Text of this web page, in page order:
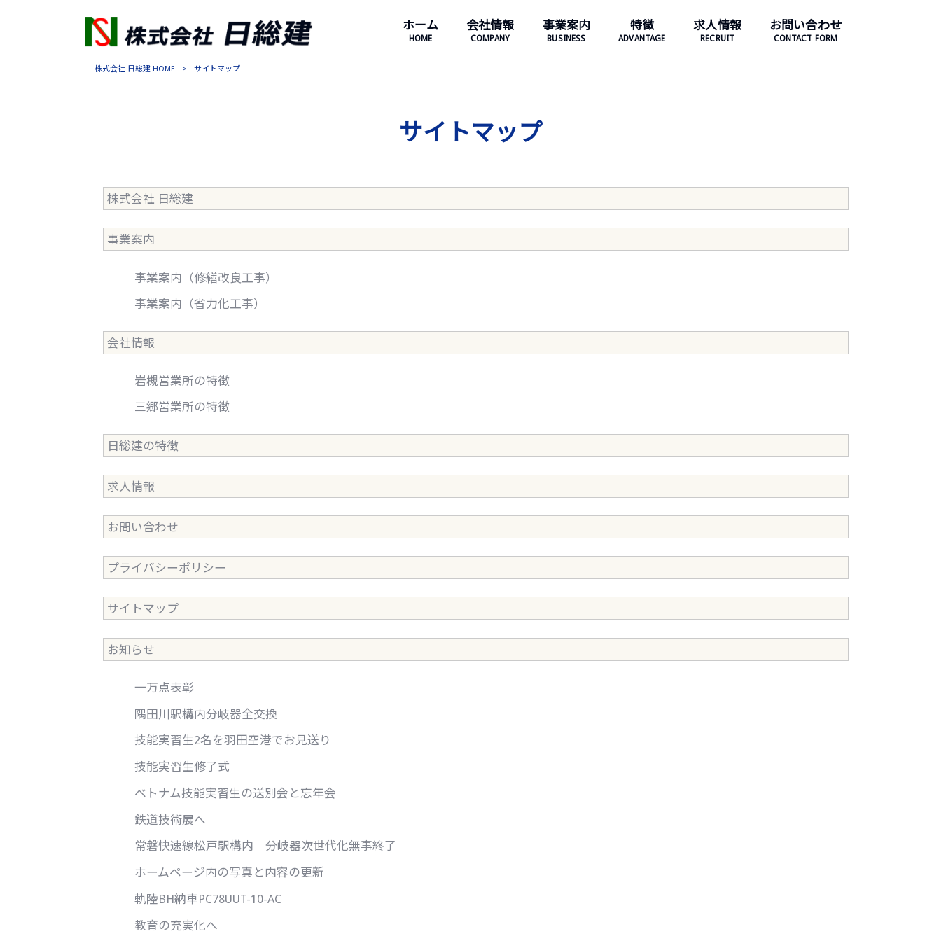
ホーム
HOME
会社情報
COMPANY
事業案内
BUSINESS
特徴
ADVANTAGE
求人情報
RECRUIT
お問い合わせ
CONTACT FORM
株式会社 日総建 HOME > サイトマップ
サイトマップ
株式会社 日総建
事業案内
事業案内（修繕改良工事）
事業案内（省力化工事）
会社情報
岩槻営業所の特徴
三郷営業所の特徴
日総建の特徴
求人情報
お問い合わせ
プライバシーポリシー
サイトマップ
お知らせ
一万点表彰
隅田川駅構内分岐器全交換
技能実習生2名を羽田空港でお見送り
技能実習生修了式
ベトナム技能実習生の送別会と忘年会
鉄道技術展へ
常磐快速線松戸駅構内 分岐器次世代化無事終了
ホームページ内の写真と内容の更新
軌陸BH納車PC78UUT-10-AC
教育の充実化へ